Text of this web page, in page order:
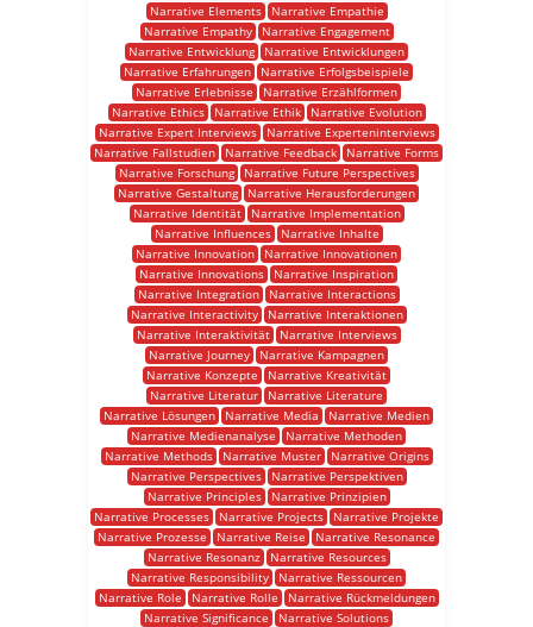
Narrative Elements
Narrative Empathie
Narrative Empathy
Narrative Engagement
Narrative Entwicklung
Narrative Entwicklungen
Narrative Erfahrungen
Narrative Erfolgsbeispiele
Narrative Erlebnisse
Narrative Erzählformen
Narrative Ethics
Narrative Ethik
Narrative Evolution
Narrative Expert Interviews
Narrative Experteninterviews
Narrative Fallstudien
Narrative Feedback
Narrative Forms
Narrative Forschung
Narrative Future Perspectives
Narrative Gestaltung
Narrative Herausforderungen
Narrative Identität
Narrative Implementation
Narrative Influences
Narrative Inhalte
Narrative Innovation
Narrative Innovationen
Narrative Innovations
Narrative Inspiration
Narrative Integration
Narrative Interactions
Narrative Interactivity
Narrative Interaktionen
Narrative Interaktivität
Narrative Interviews
Narrative Journey
Narrative Kampagnen
Narrative Konzepte
Narrative Kreativität
Narrative Literatur
Narrative Literature
Narrative Lösungen
Narrative Media
Narrative Medien
Narrative Medienanalyse
Narrative Methoden
Narrative Methods
Narrative Muster
Narrative Origins
Narrative Perspectives
Narrative Perspektiven
Narrative Principles
Narrative Prinzipien
Narrative Processes
Narrative Projects
Narrative Projekte
Narrative Prozesse
Narrative Reise
Narrative Resonance
Narrative Resonanz
Narrative Resources
Narrative Responsibility
Narrative Ressourcen
Narrative Role
Narrative Rolle
Narrative Rückmeldungen
Narrative Significance
Narrative Solutions